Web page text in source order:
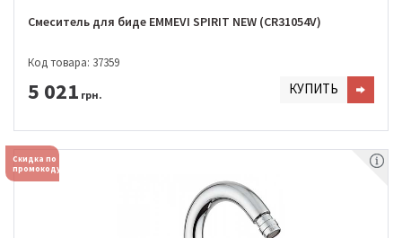
Смеситель для биде EMMEVI SPIRIT NEW (CR31054V)
Код товара: 37359
5 021 грн. КУПИТЬ
Скидка по
промокоду